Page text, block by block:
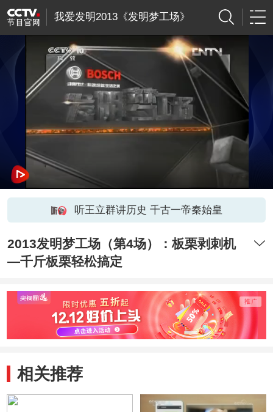
我爱发明2013《发明梦工场》
听王立群讲历史 千古一帝秦始皇
2013发明梦工场（第4场）：板栗剥刺机
—千斤板栗轻松搞定
相关推荐